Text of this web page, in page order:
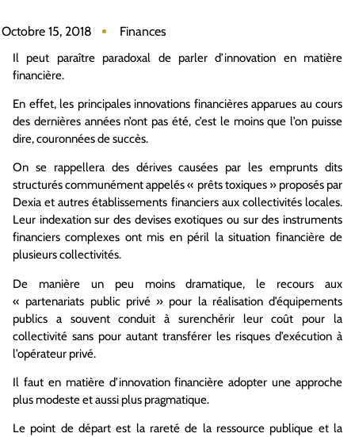
Octobre 15, 2018 Finances
Il peut paraître paradoxal de parler d’innovation en matière
financière.
En effet, les principales innovations financières apparues au cours
des dernières années n’ont pas été, c’est le moins que l’on puisse
dire, couronnées de succès.
On se rappellera des dérives causées par les emprunts dits
structurés communément appelés « prêts toxiques » proposés par
Dexia et autres établissements financiers aux collectivités locales.
Leur indexation sur des devises exotiques ou sur des instruments
financiers complexes ont mis en péril la situation financière de
plusieurs collectivités.
De manière un peu moins dramatique, le recours aux
« partenariats public privé » pour la réalisation d’équipements
publics a souvent conduit à surenchérir leur coût pour la
collectivité sans pour autant transférer les risques d’exécution à
l’opérateur privé.
Il faut en matière d’innovation financière adopter une approche
plus modeste et aussi plus pragmatique.
Le point de départ est la rareté de la ressource publique et la